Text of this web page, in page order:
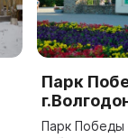
Парк
Парк